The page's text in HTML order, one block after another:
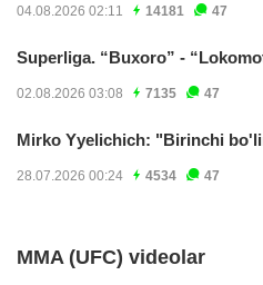
04.08.2026 02:11 14181 47
Superliga. “Buxoro” -
02.08.2026 03:08 7135 47
Mirko Yyelichich: "Birinchi
28.07.2026 00:24 4534 47
MMA (UFC) videolar